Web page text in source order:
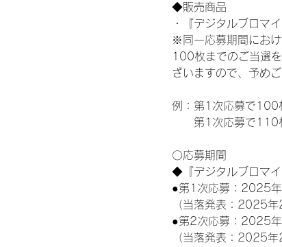
◆販売商品
・『デジタルブロマ
※同一応募期間にお
100枚までのご当選
ざいますので、予めご
例：第1次応募で100
第1次応募で110
〇応募期間
◆『デジタルブロマ
●第1次応募：2025
（当落発表：2025
●第2次応募：2025
（当落発表：2025